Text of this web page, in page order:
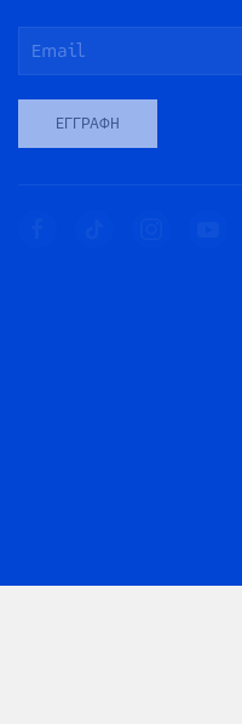
ΕΓΓΡΑΦΉ